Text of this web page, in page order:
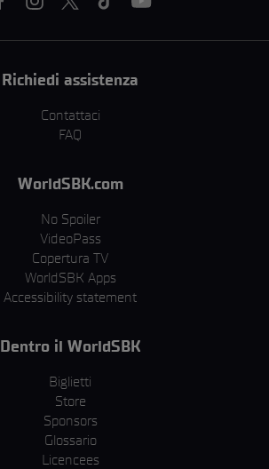
Richiedi assistenza
Contattaci
FAQ
WorldSBK.com
No Spoiler
VideoPass
Copertura TV
WorldSBK Apps
Accessibility statement
Dentro il WorldSBK
Biglietti
Store
Sponsors
Glossario
Licencees